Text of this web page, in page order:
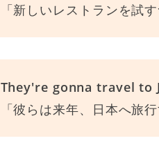
「新しいレストランを試
They're gonna travel to
「彼らは来年、日本へ旅